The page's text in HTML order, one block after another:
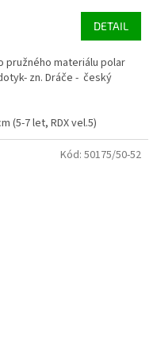
DETAIL
pružného materiálu polar
zn. Dráče - český
(5-7 let, RDX vel.5)
Kód: 50175/50-52